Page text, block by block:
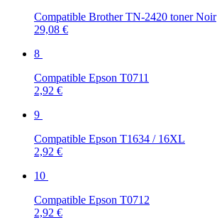
Compatible Brother TN-2420 toner Noir
29,08 €
8
Compatible Epson T0711
2,92 €
9
Compatible Epson T1634 / 16XL
2,92 €
10
Compatible Epson T0712
2,92 €